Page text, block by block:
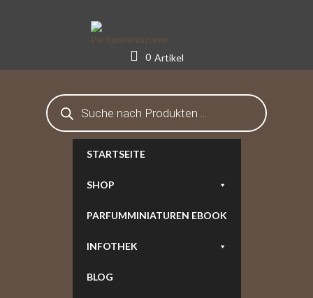
0 Artikel
STARTSEITE
SHOP
PARFUMMINIATUREN EBOOK
INFOTHEK
BLOG
Products
search